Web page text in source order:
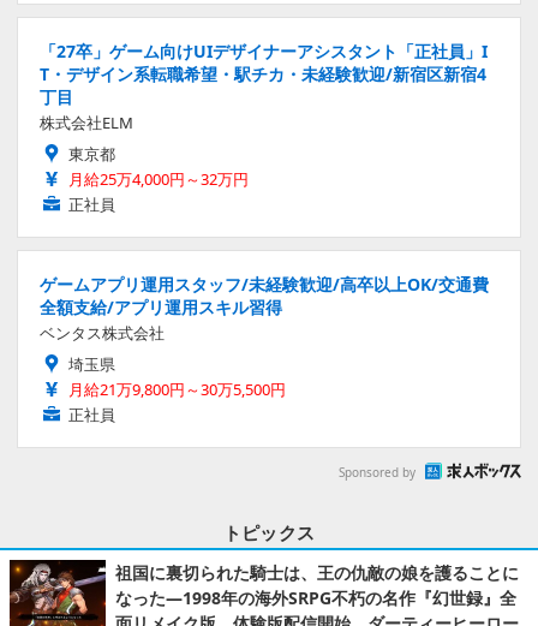
「27卒」ゲーム向けUIデザイナーアシスタント「正社員」I
T・デザイン系転職希望・駅チカ・未経験歓迎/新宿区新宿4
丁目
株式会社ELM
東京都
月給25万4,000円～32万円
正社員
ゲームアプリ運用スタッフ/未経験歓迎/高卒以上OK/交通費
全額支給/アプリ運用スキル習得
ベンタス株式会社
埼玉県
月給21万9,800円～30万5,500円
正社員
Sponsored by
トピックス
祖国に裏切られた騎士は、王の仇敵の娘を護ることに
なった―1998年の海外SRPG不朽の名作『幻世録』全